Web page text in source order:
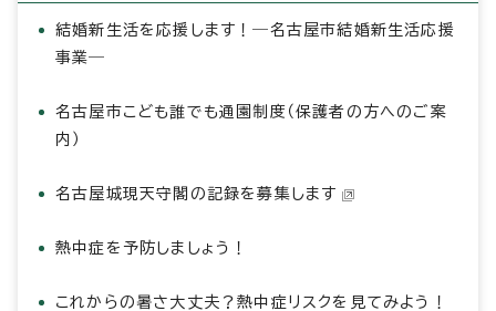
結婚新生活を応援します！―名古屋市結婚新生活応援
事業―
名古屋市こども誰でも通園制度（保護者の方へのご案
内）
名古屋城現天守閣の記録を募集します
熱中症を予防しましょう！
これからの暑さ大丈夫？熱中症リスクを見てみよう！